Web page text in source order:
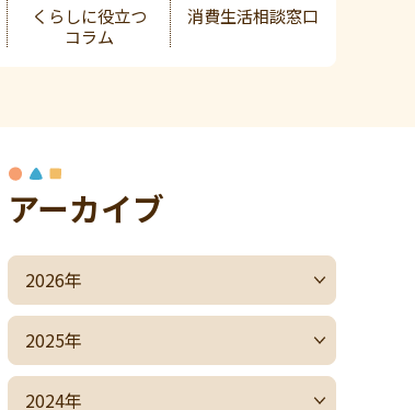
くらしに役立つ
コラム
消費生活相談窓口
アーカイブ
2026年
2025年
2024年